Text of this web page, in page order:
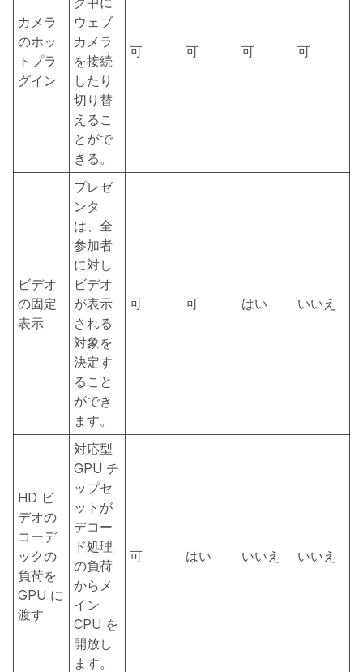
カメラ
のホッ
トプラ
グイン
ウェブ
カメラ
を接続
したり
切り替
えるこ
とがで
きる。
可 可 可 可
ビデオ
の固定
表示
プレゼ
ンタ
は、全
参加者
に対し
ビデオ
が表示
される
対象を
決定す
ること
ができ
ます。
可 可 はい いいえ
HD ビ
デオの
コーデ
ックの
負荷を
GPU に
渡す
対応型
GPU チ
ップセ
ットが
デコー
ド処理
の負荷
からメ
イン
CPU を
開放し
ます。
可 はい いいえ いいえ